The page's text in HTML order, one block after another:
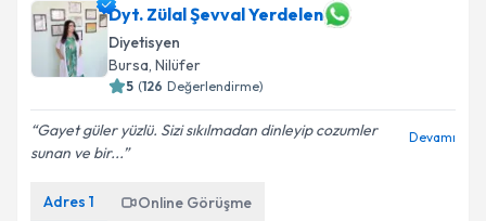
Dyt. Zülal Şevval Yerdelen
Diyetisyen
Bursa, Nilüfer
5 (126 Değerlendirme)
Gayet güler yüzlü. Sizi sıkılmadan dinleyip cozumler
sunan ve bir...
Devamı
Adres 1 Online Görüşme